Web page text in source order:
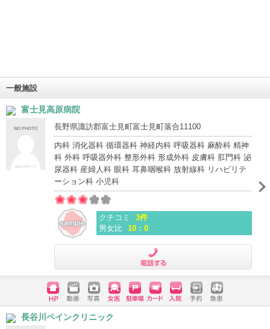
一般施設
富士見高原病院
長野県諏訪郡富士見町富士見町落合11100
内科 消化器科 循環器科 神経内科 呼吸器科 麻酔科 精神
科 外科 呼吸器外科 整形外科 形成外科 皮膚科 肛門科 泌
尿器科 産婦人科 眼科 耳鼻咽喉科 放射線科 リハビリテ
ーション科 小児科
クチコミ
3件
男女比 10：0
ホームペ
ージ
動画 写真 女医 駐車場
クレジッ
入院 予約 急患
長谷川ペインクリニック